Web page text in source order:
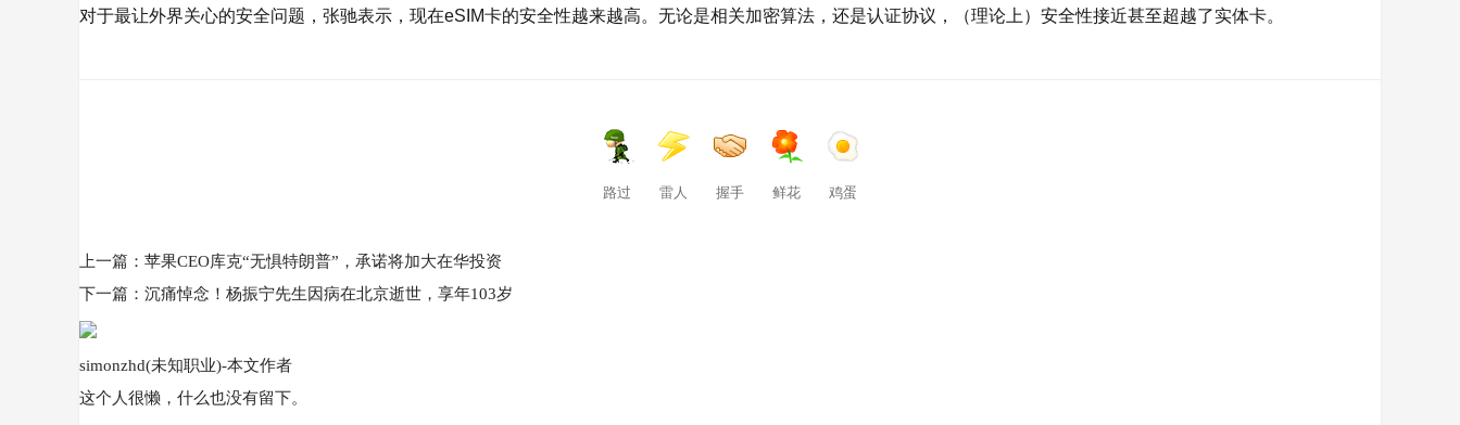
对于最让外界关心的安全问题，张驰表示，现在eSIM卡的安全性越来越高。无论是相关加密算法，还是认证协议，（理论上）安全性接近甚至超越了实体卡。
路过 雷人 握手 鲜花 鸡蛋
上一篇： 苹果CEO库克“无惧特朗普”，承诺将加大在华投资
下一篇： 沉痛悼念！杨振宁先生因病在北京逝世，享年103岁
simonzhd(未知职业)-本文作者
这个人很懒，什么也没有留下。